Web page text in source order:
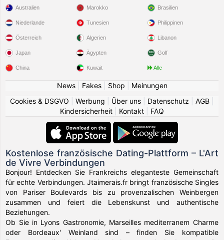
Australien
Niederlande
Österreich
Japan
China
Marokko
Tunesien
Algerien
Ägypten
Kuwait
Brasilien
Philippinen
Libanon
Golf
Alle
News| Fakes| Shop
Meinungen
Cookies & DSGVO
Werbung Über uns Datenschutz AGB
Kindersicherheit
Kontakt FAQ
Kostenlose französische Dating-Plattform – L'Art
de Vivre Verbindungen
Bonjour! Entdecken Sie Frankreichs eleganteste Gemeinschaft
für echte Verbindungen. Jtaimerais.fr bringt französische Singles
von Pariser Boulevards bis zu provenzalischen Weinbergen
zusammen und feiert die Lebenskunst und authentische
Beziehungen.
Ob Sie in Lyons Gastronomie, Marseilles mediterranem Charme
oder Bordeaux' Weinland sind – finden Sie kompatible